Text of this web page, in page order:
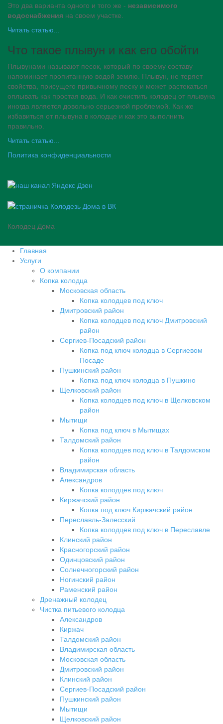
Это два варианта одного и того же - независимого
водоснабжения на своем участке.
Читать статью...
Что такое плывун и как его обойти
Плывунами называют песок, который по своему составу
напоминает пропитанную водой землю. Плывун, не теряет
свойства, присущего привычному песку и может растекаться
оплывать как простая вода. И как очистить колодец от плывуна
иногда является довольно серьезной проблемой. Как же
избавиться от плывуна в колодце и как это выполнить
правильно.
Читать статью...
Политика конфиденциальности
Колодец Дома
Главная
Услуги
О компании
Копка колодца
Московская область
Копка колодцев под ключ
Дмитровский район
Копка колодцев под ключ Дмитровский
район
Сергиев-Посадский район
Копка под ключ колодца в Сергиевом
Посаде
Пушкинский район
Копка под ключ колодца в Пушкино
Щелковский район
Копка колодцев под ключ в Щелковском
район
Мытищи
Копка под ключ в Мытищах
Талдомский район
Копка колодцев под ключ в Талдомском
район
Владимирская область
Александров
Копка колодцев под ключ
Киржачский район
Копка под ключ Киржачский район
Переславль-Залесский
Копка колодцев под ключ в Переславле
Клинский район
Красногорский район
Одинцовский район
Солнечногорский район
Ногинский район
Раменский район
Дренажный колодец
Чистка питьевого колодца
Александров
Киржач
Талдомский район
Владимирская область
Московская область
Дмитровский район
Клинский район
Сергиев-Посадский район
Пушкинский район
Мытищи
Щелковский район